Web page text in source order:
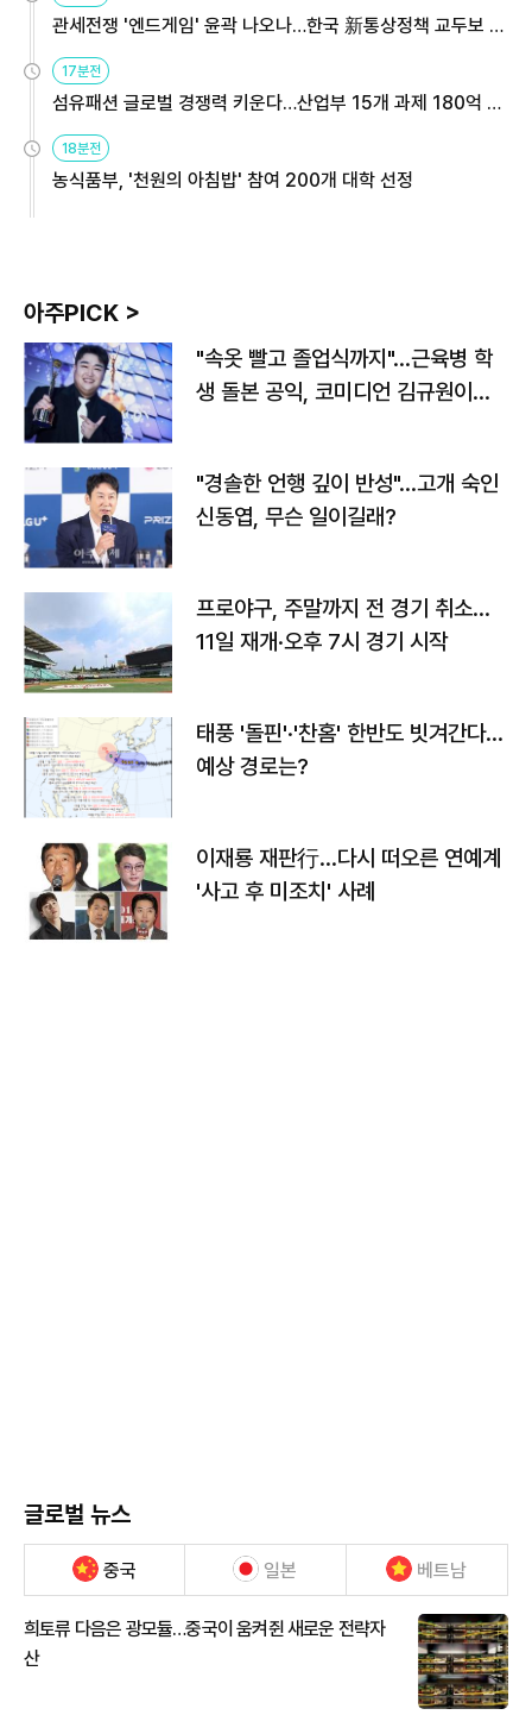
관세전쟁 '엔드게임' 윤곽 나오나…한국 新통상정책 교두보 활
17분전
섬유패션 글로벌 경쟁력 키운다…산업부 15개 과제 180억 지
18분전
농식품부, '천원의 아침밥' 참여 200개 대학 선정
아주PICK >
"속옷 빨고 졸업식까지"…근육병 학
생 돌본 공익, 코미디언 김규원이었
"경솔한 언행 깊이 반성"…고개 숙인
신동엽, 무슨 일이길래?
프로야구, 주말까지 전 경기 취소…
11일 재개·오후 7시 경기 시작
태풍 '돌핀'·'찬홈' 한반도 빗겨간다…
예상 경로는?
이재룡 재판行…다시 떠오른 연예계
'사고 후 미조치' 사례
글로벌 뉴스
중국 일본 베트남
희토류 다음은 광모듈…중국이 움켜쥔 새로운 전략자
산